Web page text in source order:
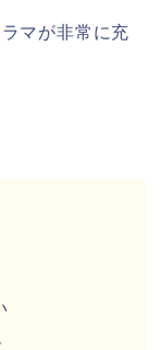
マが非常に充